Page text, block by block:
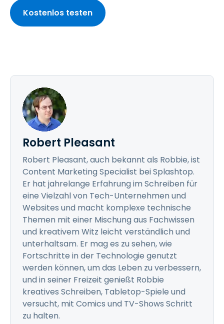
Kostenlos testen
Robert Pleasant
Robert Pleasant, auch bekannt als Robbie, ist
Content Marketing Specialist bei Splashtop.
Er hat jahrelange Erfahrung im Schreiben für
eine Vielzahl von Tech-Unternehmen und
Websites und macht komplexe technische
Themen mit einer Mischung aus Fachwissen
und kreativem Witz leicht verständlich und
unterhaltsam. Er mag es zu sehen, wie
Fortschritte in der Technologie genutzt
werden können, um das Leben zu verbessern,
und in seiner Freizeit genießt Robbie
kreatives Schreiben, Tabletop-Spiele und
versucht, mit Comics und TV-Shows Schritt
zu halten.